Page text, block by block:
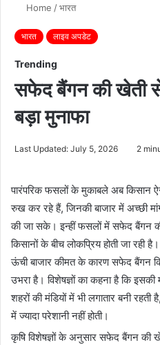
Home /भारत
भारत लाइव अपडेट
Trending
सफेद बैंगन की खेती से
बड़ा मुनाफा
Last Updated: July 5, 2026 2
पारंपरिक फसलों के मुकाबले अब किसान
रुख कर रहे हैं, जिनकी बाजार में अच्छी
की जा सके। इन्हीं फसलों में सफेद बैंगन
किसानों के बीच लोकप्रिय होती जा
ऊंची बाजार कीमत के कारण सफेद बैंगन
उभरा है। विशेषज्ञों का कहना है कि
शहरों की मंडियों में भी लगातार बनी
में ज्यादा परेशानी नहीं होती।
कृषि विशेषज्ञों के अनुसार सफेद बैंगन की